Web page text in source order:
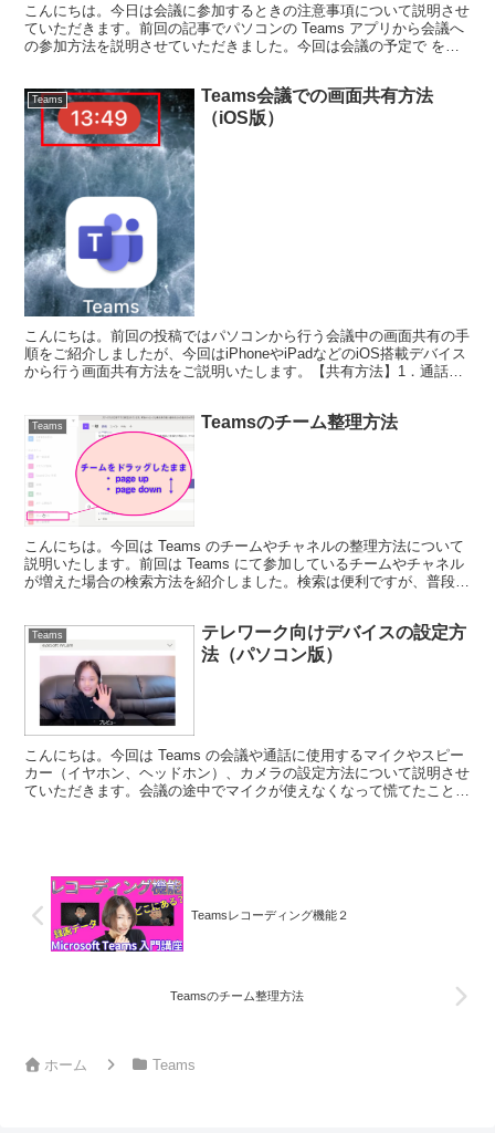
こんにちは。今日は会議に参加するときの注意事項について説明させ
ていただきます。前回の記事でパソコンの Teams アプリから会議へ
の参加方法を説明させていただきました。今回は会議の予定で をク
Teams
Teams会議での画面共有方法
（iOS版）
こんにちは。前回の投稿ではパソコンから行う会議中の画面共有の手
順をご紹介しましたが、今回はiPhoneやiPadなどのiOS搭載デバイス
から行う画面共有方法をご説明いたします。【共有方法】1．通話中
Teams Teamsのチーム整理方法
こんにちは。今回は Teams のチームやチャネルの整理方法について
説明いたします。前回は Teams にて参加しているチームやチャネル
が増えた場合の検索方法を紹介しました。検索は便利ですが、普段か
Teams
テレワーク向けデバイスの設定方
法（パソコン版）
こんにちは。今回は Teams の会議や通話に使用するマイクやスピー
カー（イヤホン、ヘッドホン）、カメラの設定方法について説明させ
ていただきます。会議の途中でマイクが使えなくなって慌てたことは
Teamsレコーディング機能２
Teamsのチーム整理方法
ホーム Teams